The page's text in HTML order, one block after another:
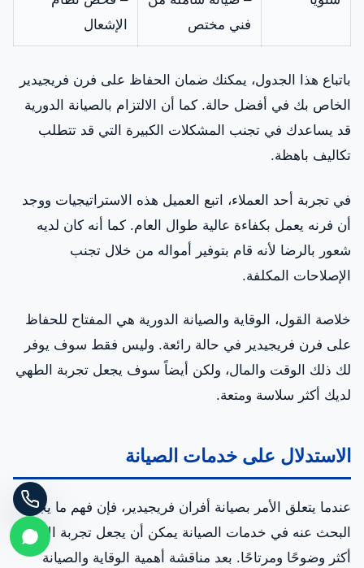
فني مختص
الإشعال
باتباع هذا الجدول، يمكنك ضمان الحفاظ على فرن فريجيدير
الخاص بك في أفضل حالة. كما أن الالتزام بالصيانة الدورية
قد يساعدك في تجنب المشكلات الكبيرة التي قد تتطلب
تكاليف باهظة.
في تجربة أحد العملاء، اتبع العميل هذه الاستراتيجيات ووجد
أن فرنه يعمل بكفاءة عالية طوال العام. كما أنه كان لديه
شعور بالرضا لأنه قام بتوفير أمواله من خلال تجنب
الإصلاحات المكلفة.
خلاصة القول، الوقاية والصيانة الدورية هي المفتاح للحفاظ
على فرن فريجيدير في حالة رائعة. وليس فقط سوف يوفر
لك ذلك الوقت والمال، ولكن أيضاً سوف يجعل تجربة الطهي
لديك أكثر سلاسة ومتعة.
الاستدلال على خدمات الصيانة
عندما يتعلق الأمر بصيانة أفران فريجيدير، فإن فهم ما يجب
البحث عنه في خدمات الصيانة يمكن أن يجعل تجربة الإصلاح
أكثر وضوحًا ومرتاحًا. بعد مناقشة أهمية الوقاية والصيانة